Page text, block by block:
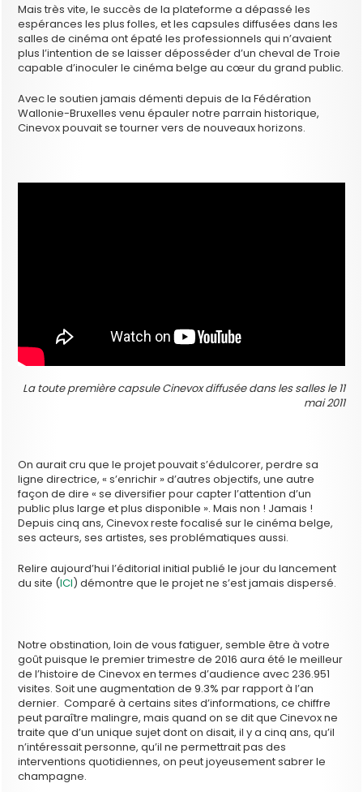
Mais très vite, le succès de la plateforme a dépassé les
espérances les plus folles, et les capsules diffusées dans les
salles de cinéma ont épaté les professionnels qui n’avaient
plus l’intention de se laisser déposséder d’un cheval de Troie
capable d’inoculer le cinéma belge au cœur du grand public.
Avec le soutien jamais démenti depuis de la Fédération
Wallonie-Bruxelles venu épauler notre parrain historique,
Cinevox pouvait se tourner vers de nouveaux horizons.
La toute première capsule Cinevox diffusée dans les salles le 11
mai 2011
On aurait cru que le projet pouvait s’édulcorer, perdre sa
ligne directrice, « s’enrichir » d’autres objectifs, une autre
façon de dire « se diversifier pour capter l’attention d’un
public plus large et plus disponible ». Mais non ! Jamais !
Depuis cinq ans, Cinevox reste focalisé sur le cinéma belge,
ses acteurs, ses artistes, ses problématiques aussi.
Relire aujourd’hui l’éditorial initial publié le jour du lancement
du site (ICI) démontre que le projet ne s’est jamais dispersé.
Notre obstination, loin de vous fatiguer, semble être à votre
goût puisque le premier trimestre de 2016 aura été le meilleur
de l’histoire de Cinevox en termes d’audience avec 236.951
visites. Soit une augmentation de 9.3% par rapport à l’an
dernier. Comparé à certains sites d’informations, ce chiffre
peut paraître malingre, mais quand on se dit que Cinevox ne
traite que d’un unique sujet dont on disait, il y a cinq ans, qu’il
n’intéressait personne, qu’il ne permettrait pas des
interventions quotidiennes, on peut joyeusement sabrer le
champagne.